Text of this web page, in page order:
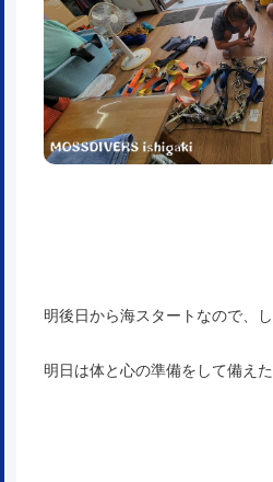
明後日から海スタートなので、
明日は体と心の準備をして備え